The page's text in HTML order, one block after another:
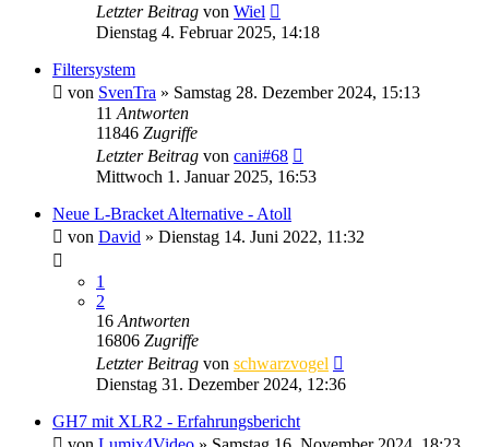
Letzter Beitrag von Wiel
Dienstag 4. Februar 2025, 14:18
Filtersystem
von SvenTra » Samstag 28. Dezember 2024, 15:13
11 Antworten
11846 Zugriffe
Letzter Beitrag von cani#68
Mittwoch 1. Januar 2025, 16:53
Neue L-Bracket Alternative - Atoll
von David » Dienstag 14. Juni 2022, 11:32
1
2
16 Antworten
16806 Zugriffe
Letzter Beitrag von schwarzvogel
Dienstag 31. Dezember 2024, 12:36
GH7 mit XLR2 - Erfahrungsbericht